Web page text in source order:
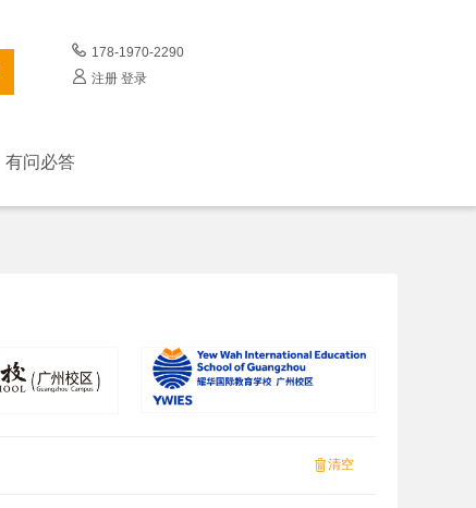
178-1970-2290
注册 登录
有问必答
清空